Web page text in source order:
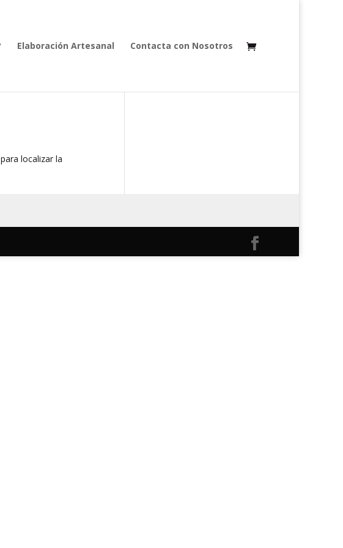
Elaboración Artesanal Contacta con Nosotros
localizar la